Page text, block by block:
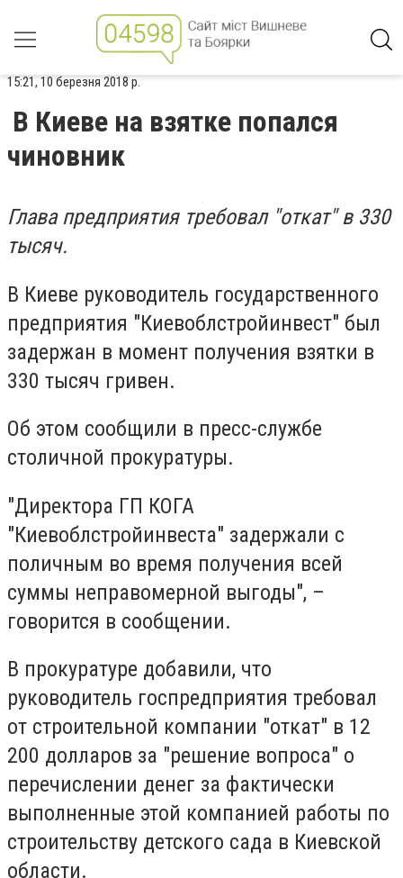
15:21, 10 березня 2018 р.
В Киеве на взятке попался
чиновник
Глава предприятия требовал "откат" в 330
тысяч.
В Киеве руководитель государственного
предприятия "Киевоблстройинвест" был
задержан в момент получения взятки в
330 тысяч гривен.
Об этом сообщили в пресс-службе
столичной прокуратуры.
"Директора ГП КОГА
"Киевоблстройинвеста" задержали с
поличным во время получения всей
суммы неправомерной выгоды", –
говорится в сообщении.
В прокуратуре добавили, что
руководитель госпредприятия требовал
от строительной компании "откат" в 12
200 долларов за "решение вопроса" о
перечислении денег за фактически
выполненные этой компанией работы по
строительству детского сада в Киевской
области.